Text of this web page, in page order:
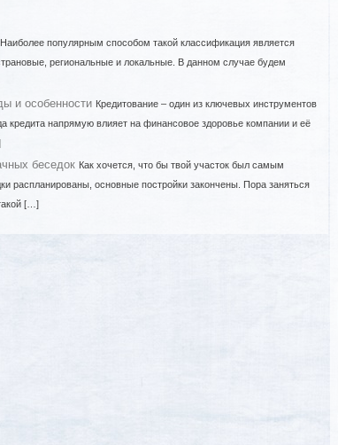
Наиболее популярным способом такой классификация является
региональные и локальные. В данном случае будем
и особенности Кредитование – один из ключевых инструментов
кредита напрямую влияет на финансовое здоровье компании и её
беседок Как хочется, что бы твой участок был самым
распланированы, основные постройки закончены. Пора заняться
[…]